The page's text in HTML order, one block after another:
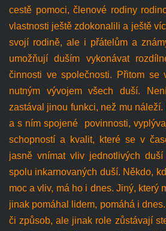
cestě pomoci, členové rodiny
vlastnosti ještě zdokonalili a ještě
svojí rodině, ale i přátelům a
umožňují duším vykonávat
činnosti ve společnosti. Přitom
nutným vývojem všech duší.
zastával jinou funkci, než mu
a s ním spojené povinnosti,
schopností a kvalit, které se v
jasně vnímat vliv jednotlivých
spolu inkarnovaných duší. Někdo,
moc a vliv, má ho i dnes. Jiný, který
jinak pomáhal lidem, pomáhá i
či způsob, ale jinak role zůstávají